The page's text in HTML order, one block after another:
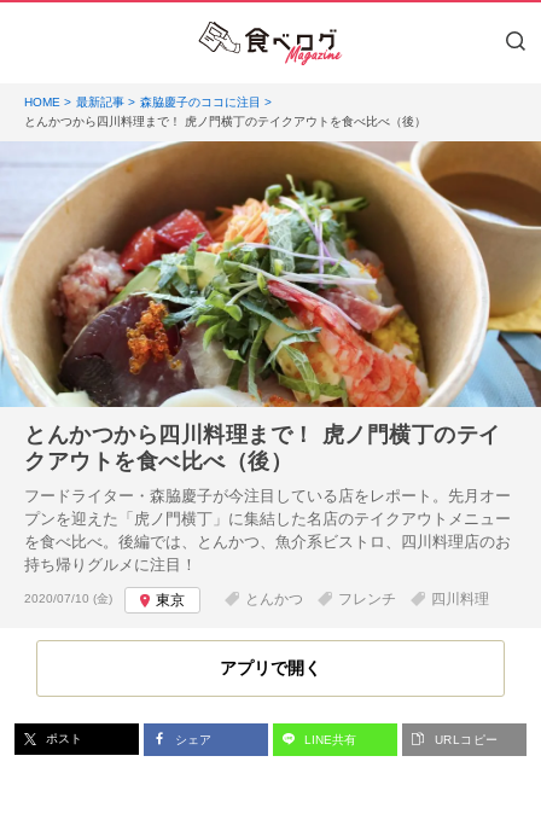
HOME 最新記事
森脇慶子のココに注目
とんかつから四川料理まで！ 虎ノ門横丁のテイクアウトを食べ比べ（後）
とんかつから四川料理まで！ 虎ノ門横丁のテイ
クアウトを食べ比べ（後）
フードライター・森脇慶子が今注目している店をレポート。先月オー
プンを迎えた「虎ノ門横丁」に集結した名店のテイクアウトメニュー
を食べ比べ。後編では、とんかつ、魚介系ビストロ、四川料理店のお
持ち帰りグルメに注目！
投稿日:
2020/07/10 (金) 東京 とんかつ フレンチ 四川料理
アプリで開く
ポスト シェア LINE共有 URLコピー